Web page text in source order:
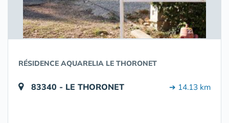
RÉSIDENCE AQUARELIA LE THORONET
83340 - LE THORONET ➔ 14.13 km